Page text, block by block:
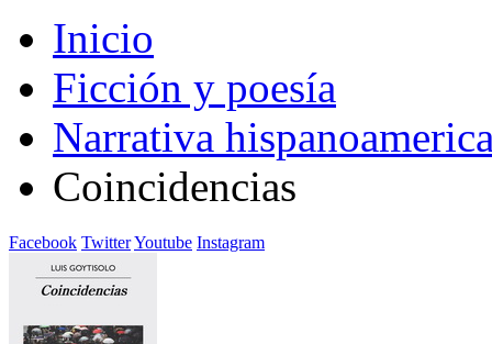
Inicio
Ficción y poesía
Narrativa
Coincidencias
Facebook TwitterYoutube Instagram